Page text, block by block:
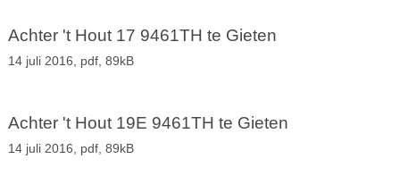
Achter 't Hout 17 9461TH te Gieten
14 juli 2016, pdf, 89kB
Achter 't Hout 19E 9461TH te Gieten
14 juli 2016, pdf, 89kB